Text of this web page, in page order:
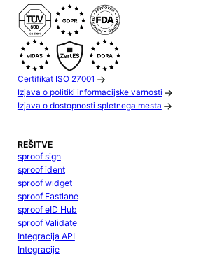
Certifikat ISO 27001
Izjava o politiki informacijske varnosti
Izjava o dostopnosti spletnega mesta
REŠITVE
sproof sign
sproof ident
sproof widget
sproof Fastlane
sproof eID Hub
sproof Validate
Integracija API
Integracije